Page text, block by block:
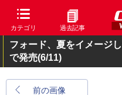
カテゴリ 過去記事
フォード、夏をイメージ
で発売(6/11)
前の画像